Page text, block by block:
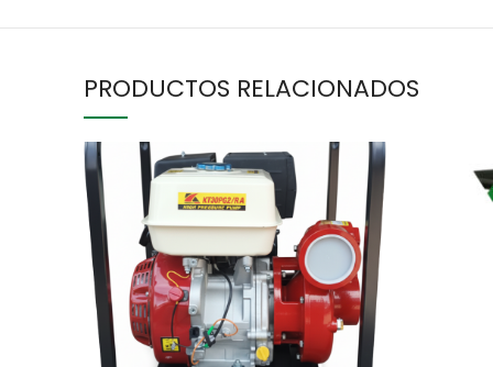
PRODUCTOS RELACIONADOS